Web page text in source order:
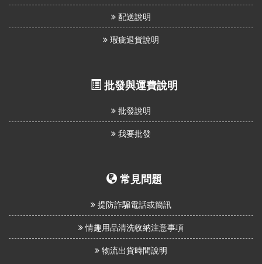
配送說明
瑕疵退貨說明
批發與運費說明
批發說明
我要批發
常見問題
提防詐騙電話或簡訊
情趣用品清洗收納注意事項
物流出貨時間說明